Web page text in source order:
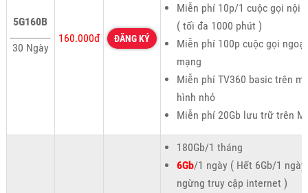
5G160B
30 Ngày
160.000đ ĐĂNG KÝ
Miễn phí 10p/1 cuộc gọi nội
( tối đa 1000 phút )
Miễn phí 100p cuộc gọi ngoại
mạng
Miễn phí TV360 basic trên
hình nhỏ
Miễn phí 20Gb lưu trữ trên
180Gb/1 tháng
6Gb/1 ngày ( Hết 6Gb/1 ngày
ngừng truy cập internet )